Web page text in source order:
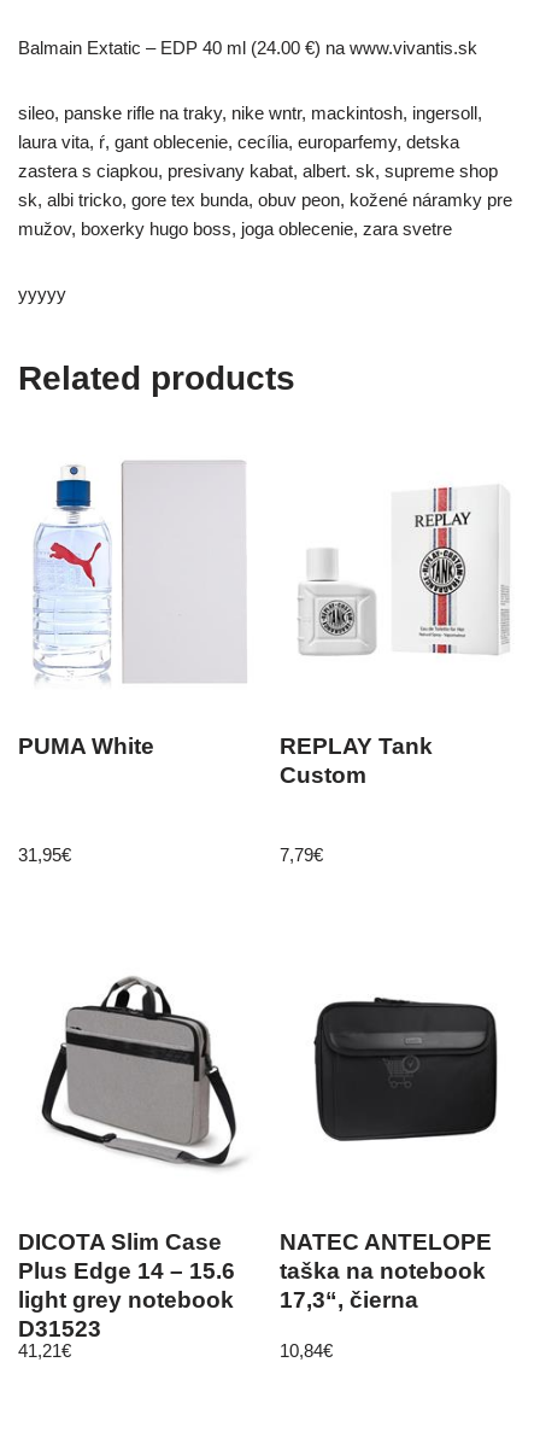
Balmain Extatic – EDP 40 ml (24.00 €) na www.vivantis.sk
sileo, panske rifle na traky, nike wntr, mackintosh, ingersoll,
laura vita, ŕ, gant oblecenie, cecília, europarfemy, detska
zastera s ciapkou, presivany kabat, albert. sk, supreme shop
sk, albi tricko, gore tex bunda, obuv peon, kožené náramky pre
mužov, boxerky hugo boss, joga oblecenie, zara svetre
yyyyy
Related products
PUMA White
31,95€
REPLAY Tank
Custom
7,79€
DICOTA Slim Case
Plus Edge 14 – 15.6
light grey notebook
D31523
41,21€
NATEC ANTELOPE
taška na notebook
17,3“, čierna
10,84€